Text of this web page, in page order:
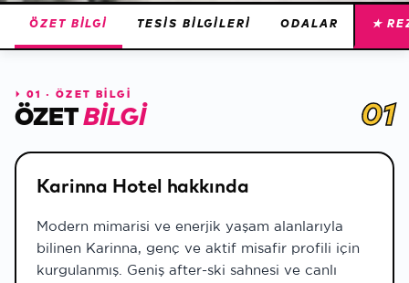
ÖZET BILGI TESIS BILGILERI ODALAR ★
⏵ 01 · ÖZET BİLGİ
ÖZETBILGI 01
Karinna Hotel hakkında
Modern mimarisi ve enerjik yaşam alanlarıyla
bilinen Karinna, genç ve aktif misafir profili için
kurgulanmış. Geniş after-ski sahnesi ve canlı